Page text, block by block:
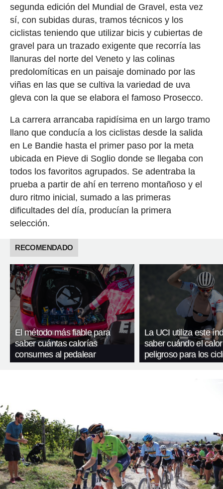
segunda edición del Mundial de Gravel, esta vez
sí, con subidas duras, tramos técnicos y los
ciclistas teniendo que utilizar bicis y cubiertas de
gravel para un trazado exigente que recorría las
llanuras del norte del Veneto y las colinas
predolomíticas en un paisaje dominado por las
viñas en las que se cultiva la variedad de uva
gleva con la que se elabora el famoso Prosecco.
La carrera arrancaba rapidísima en un largo tramo
llano que conducía a los ciclistas desde la salida
en Le Bandie hasta el primer paso por la meta
ubicada en Pieve di Soglio donde se llegaba con
todos los favoritos agrupados. Se adentraba la
prueba a partir de ahí en terreno montañoso y el
duro ritmo inicial, sumado a las primeras
dificultades del día, producían la primera
selección.
RECOMENDADO
El método más fiable para
saber cuántas calorías
consumes al pedalear
La UCI utiliza este
saber cuándo el
peligroso para los